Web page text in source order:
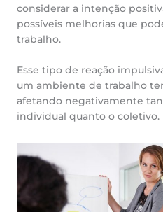
considerar a intenção
possíveis melhorias que
trabalho.
Esse tipo de reação
um ambiente de trabalho
afetando negativamente
individual quanto o coletivo.